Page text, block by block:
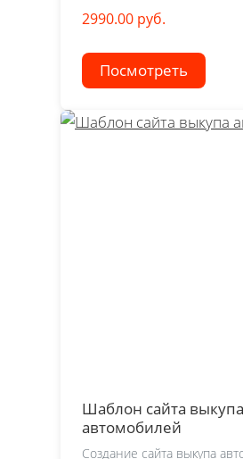
2990.00 руб.
Посмотреть
Шаблон сайта выкупа
автомобилей
Создание сайта выкупа